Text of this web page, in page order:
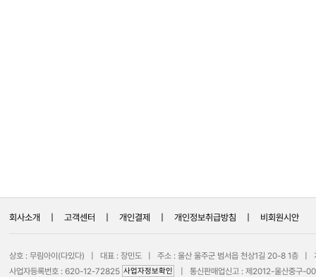
회사소개 고객센터 개인결제 개인정보취급방침 비회원시안
상호 : 무림아이(다있다) | 대표 : 장민도 | 주소 : 울산 울주군 범서읍 천상1길 20-8 1층 |
사업자등록번호 : 620-12-72825 사업자정보확인
| 통신판매업신고 : 제2012-울산중구